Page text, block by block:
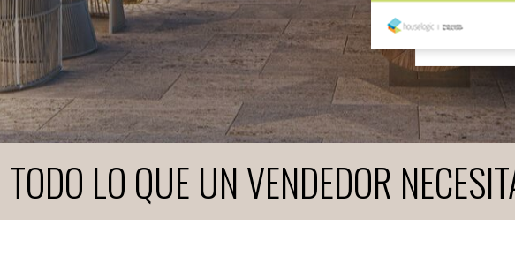
TODO LO QUE UN VENDEDOR